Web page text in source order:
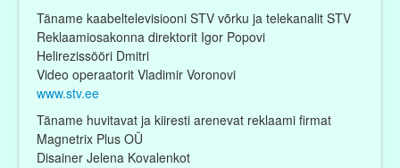
Täname kaabeltelevisiooni STV võrku ja telekanalit STV
Reklaamiosakonna direktorit Igor Popovi
Helirezissööri Dmitri
Video operaatorit Vladimir Voronovi
www.stv.ee
Täname huvitavat ja kiiresti arenevat reklaami firmat
Magnetrix Plus OÜ
Disainer Jelena Kovalenkot